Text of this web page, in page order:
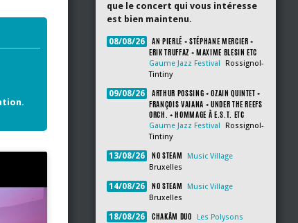
que le concert qui vous intéresse
est bien maintenu.
08/08/26
AN PIERLÉ + STÉPHANE MERCIER +
ERIK TRUFFAZ + MAXIME BLESIN ETC
Gaume Jazz Festival
Rossignol-
Tintiny
09/08/26
ARTHUR POSSING + OZAIN QUINTET +
FRANÇOIS VAIANA + UNDER THE REEFS
ORCH. + HOMMAGE À E.S.T. ETC
Gaume Jazz Festival
Rossignol-
Tintiny
13/08/26 NO STEAM
Music Village
Bruxelles
14/08/26 NO STEAM
Music Village
Bruxelles
18/08/26 CHAKÂM DUO
Les Polysons